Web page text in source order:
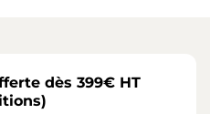
dès 399€ HT